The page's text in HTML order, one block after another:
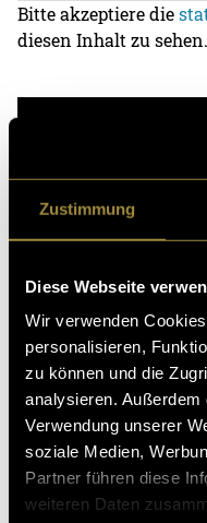
Zustimmung
Diese Webseite
Wir verwenden
personalisieren,
zu können und die
analysieren.
Verwendung unserer
soziale Medien,
Partner führen diese
weiteren Daten
Bitte akzeptiere die
diesen Inhalt zu sehen.
Ein Aftermovie –
Somit war alles bereit
Auftrag für den
einfangen,